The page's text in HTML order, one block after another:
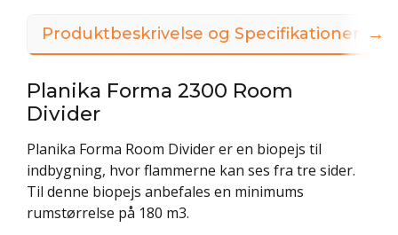
Produktbeskrivelse og Specifikationer
Planika Forma 2300 Room
Divider
Planika Forma Room Divider er en biopejs til
indbygning, hvor flammerne kan ses fra tre sider.
Til denne biopejs anbefales en minimums
rumstørrelse på 180 m3.
→